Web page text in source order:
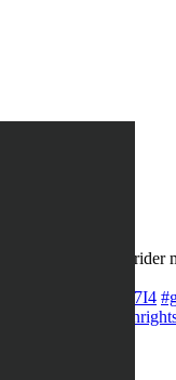
skolgång, det
t.co/LQegOKg7I4